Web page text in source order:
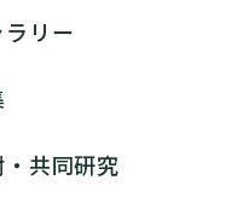
リー
共同研究